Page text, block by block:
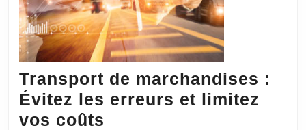
Transport de marchandises :
Évitez les erreurs et limitez
vos coûts